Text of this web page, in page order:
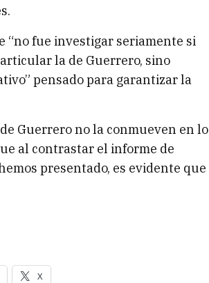
“no fue investigar seriamente si
la de Guerrero, sino
pensado para garantizar la
Guerrero no la conmueven en lo
al contrastar el informe de
presentado, es evidente que
X